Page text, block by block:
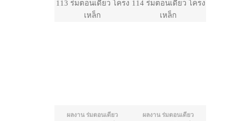
113 ร่มตอนเดียว โครง
เหล็ก
114 ร่มตอนเดียว โครง
เหล็ก
ผลงาน ร่มตอนเดียว ผลงาน ร่มตอนเดียว